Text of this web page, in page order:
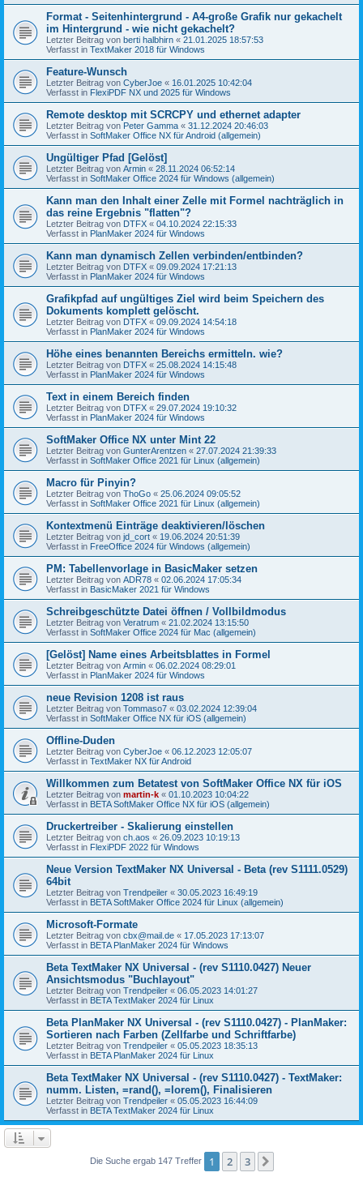
Format - Seitenhintergrund - A4-große Grafik nur gekachelt
im Hintergrund - wie nicht gekachelt?
Letzter Beitrag von berti halbhirn « 21.01.2025 18:57:53
Verfasst in TextMaker 2018 für Windows
Feature-Wunsch
Letzter Beitrag von CyberJoe « 16.01.2025 10:42:04
Verfasst in FlexiPDF NX und 2025 für Windows
Remote desktop mit SCRCPY und ethernet adapter
Letzter Beitrag von Peter Gamma « 31.12.2024 20:46:03
Verfasst in SoftMaker Office NX für Android (allgemein)
Ungültiger Pfad [Gelöst]
Letzter Beitrag von Armin « 28.11.2024 06:52:14
Verfasst in SoftMaker Office 2024 für Windows (allgemein)
Kann man den Inhalt einer Zelle mit Formel nachträglich in
das reine Ergebnis "flatten"?
Letzter Beitrag von DTFX « 04.10.2024 22:15:33
Verfasst in PlanMaker 2024 für Windows
Kann man dynamisch Zellen verbinden/entbinden?
Letzter Beitrag von DTFX « 09.09.2024 17:21:13
Verfasst in PlanMaker 2024 für Windows
Grafikpfad auf ungültiges Ziel wird beim Speichern des
Dokuments komplett gelöscht.
Letzter Beitrag von DTFX « 09.09.2024 14:54:18
Verfasst in PlanMaker 2024 für Windows
Höhe eines benannten Bereichs ermitteln. wie?
Letzter Beitrag von DTFX « 25.08.2024 14:15:48
Verfasst in PlanMaker 2024 für Windows
Text in einem Bereich finden
Letzter Beitrag von DTFX « 29.07.2024 19:10:32
Verfasst in PlanMaker 2024 für Windows
SoftMaker Office NX unter Mint 22
Letzter Beitrag von GunterArentzen « 27.07.2024 21:39:33
Verfasst in SoftMaker Office 2021 für Linux (allgemein)
Macro für Pinyin?
Letzter Beitrag von ThoGo « 25.06.2024 09:05:52
Verfasst in SoftMaker Office 2021 für Linux (allgemein)
Kontextmenü Einträge deaktivieren/löschen
Letzter Beitrag von jd_cort « 19.06.2024 20:51:39
Verfasst in FreeOffice 2024 für Windows (allgemein)
PM: Tabellenvorlage in BasicMaker setzen
Letzter Beitrag von ADR78 « 02.06.2024 17:05:34
Verfasst in BasicMaker 2021 für Windows
Schreibgeschützte Datei öffnen / Vollbildmodus
Letzter Beitrag von Veratrum « 21.02.2024 13:15:50
Verfasst in SoftMaker Office 2024 für Mac (allgemein)
[Gelöst] Name eines Arbeitsblattes in Formel
Letzter Beitrag von Armin « 06.02.2024 08:29:01
Verfasst in PlanMaker 2024 für Windows
neue Revision 1208 ist raus
Letzter Beitrag von Tommaso7 « 03.02.2024 12:39:04
Verfasst in SoftMaker Office NX für iOS (allgemein)
Offline-Duden
Letzter Beitrag von CyberJoe « 06.12.2023 12:05:07
Verfasst in TextMaker NX für Android
Willkommen zum Betatest von SoftMaker Office NX für iOS
Letzter Beitrag von martin-k « 01.10.2023 10:04:22
Verfasst in BETA SoftMaker Office NX für iOS (allgemein)
Druckertreiber - Skalierung einstellen
Letzter Beitrag von ch.aos « 26.09.2023 10:19:13
Verfasst in FlexiPDF 2022 für Windows
Neue Version TextMaker NX Universal - Beta (rev S1111.0529)
64bit
Letzter Beitrag von Trendpeiler « 30.05.2023 16:49:19
Verfasst in BETA SoftMaker Office 2024 für Linux (allgemein)
Microsoft-Formate
Letzter Beitrag von cbx@mail.de « 17.05.2023 17:13:07
Verfasst in BETA PlanMaker 2024 für Windows
Beta TextMaker NX Universal - (rev S1110.0427) Neuer
Ansichtsmodus "Buchlayout"
Letzter Beitrag von Trendpeiler « 06.05.2023 14:01:27
Verfasst in BETA TextMaker 2024 für Linux
Beta PlanMaker NX Universal - (rev S1110.0427) - PlanMaker:
Sortieren nach Farben (Zellfarbe und Schriftfarbe)
Letzter Beitrag von Trendpeiler « 05.05.2023 18:35:13
Verfasst in BETA PlanMaker 2024 für Linux
Beta TextMaker NX Universal - (rev S1110.0427) - TextMaker:
numm. Listen, =rand(), =lorem(), Finalisieren
Letzter Beitrag von Trendpeiler « 05.05.2023 16:44:09
Verfasst in BETA TextMaker 2024 für Linux
Die Suche ergab 147 Treffer 1 2 3